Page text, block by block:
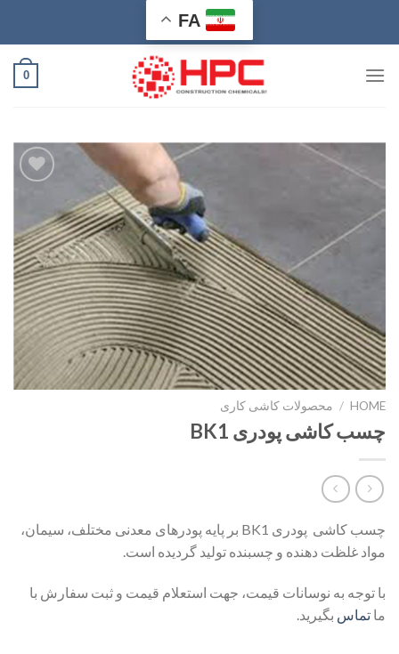
FA
0
علاقه
مندی
ها
HOME
/ محصولات کاشی کاری
چسب کاشی پودری BK1
چسب کاشی پودری BK1 بر پایه پودرهای معدنی مختلف، سیمان،
مواد غلظت دهنده و چسبنده تولید گردیده است.
با توجه به نوسانات قیمت، جهت استعلام قیمت و ثبت سفارش با
ما تماس بگیرید.